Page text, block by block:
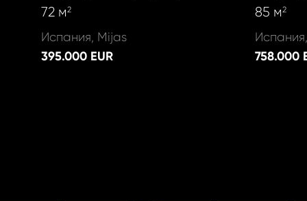
72 м2
Испания, Mijas
395.000 EUR
85 м2
758.000